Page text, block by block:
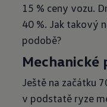
15 % ceny vozu.
40 %. Jak takový
podobě?
Mechanické
Ještě na začátku
v podstatě ryze